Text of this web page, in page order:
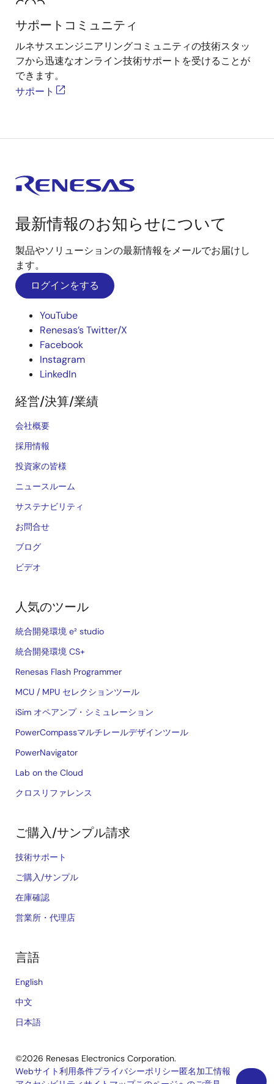
サポートコミュニティ
ルネサスエンジニアリングコミュニティの技術スタッ
フから迅速なオンライン技術サポートを受けることが
できます。
サポート
最新情報のお知らせについて
製品やソリューションの最新情報をメールでお届けし
ます。
ログインをする
YouTube
Renesas’s Twitter/X
Facebook
Instagram
LinkedIn
経営/決算/業績
会社概要
採用情報
投資家の皆様
ニュースルーム
サステナビリティ
お問合せ
ブログ
ビデオ
人気のツール
統合開発環境 e² studio
統合開発環境 CS+
Renesas Flash Programmer
MCU / MPU セレクションツール
iSim オペアンプ・シミュレーション
PowerCompassマルチレールデザインツール
PowerNavigator
Lab on the Cloud
クロスリファレンス
ご購入/サンプル請求
技術サポート
ご購入/サンプル
在庫確認
営業所・代理店
言語
English
中文
日本語
©2026 Renesas Electronics Corporation.
Webサイト利用条件プライバシーポリシー匿名加工情報